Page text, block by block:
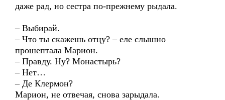
даже рад, но сестра по-прежнему рыдала.
– Выбирай.
– Что ты скажешь отцу? – еле слышно
прошептала Марион.
– Правду. Ну? Монастырь?
– Нет…
– Де Клермон?
Марион, не отвечая, снова зарыдала.